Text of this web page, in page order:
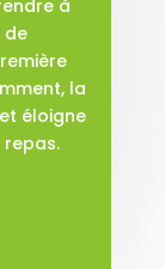
à
de
la
éloigne
repas.